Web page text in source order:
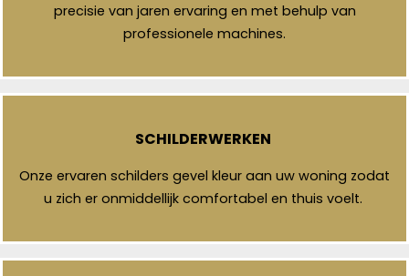
precisie van jaren ervaring en met behulp van
professionele machines.
SCHILDERWERKEN
Onze ervaren schilders gevel kleur aan uw woning zodat
u zich er onmiddellijk comfortabel en thuis voelt.